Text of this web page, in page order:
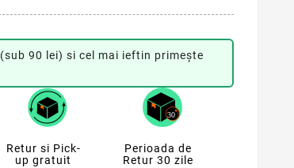
(sub 90 lei) si cel mai ieftin primește
Retur si Pick-
up gratuit
Perioada de
Retur 30 zile